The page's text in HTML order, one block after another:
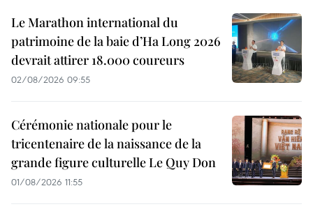
Le Marathon international du
patrimoine de la baie d’Ha Long 2026
devrait attirer 18.000 coureurs
02/08/2026 09:55
Cérémonie nationale pour le
tricentenaire de la naissance de la
grande figure culturelle Le Quy Don
01/08/2026 11:55